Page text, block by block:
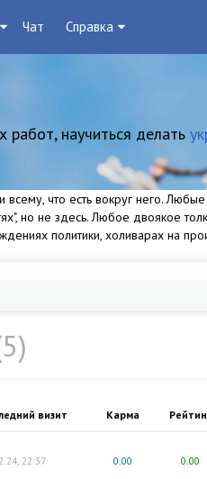
Чат Справка
работ, научиться делать
что есть вокруг него.
но не здесь. Любое двоякое
политики, холиварах на
визит Карма
22:37 0.00 0.00